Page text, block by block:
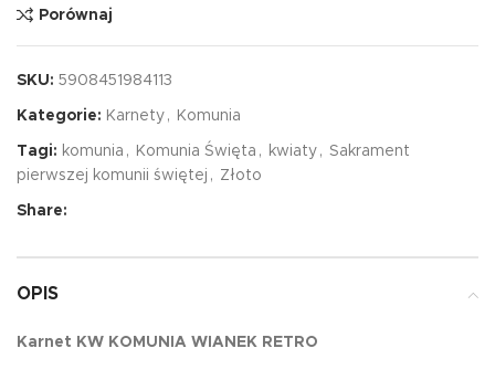
Porównaj
SKU: 5908451984113
Kategorie: Karnety , Komunia
Tagi: komunia , Komunia Święta , kwiaty , Sakrament
pierwszej komunii świętej , Złoto
Share:
OPIS
Karnet KW KOMUNIA WIANEK RETRO